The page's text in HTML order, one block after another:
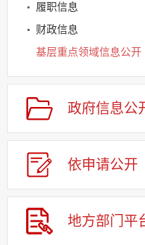
履职信息
财政信息
基层重点领域信息公开
建议提案办理
应急管理
回应关切
监督保障
其他法定信息
政府信息公
依申请公开
地方部门 平